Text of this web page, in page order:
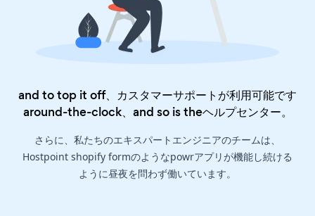
and to top it off、カスタマーサポートが利用可能です
around-the-clock、and so is theヘルプセンター。
さらに、私たちのエキスパートエンジニアのチームは、
Hostpoint shopify formのようなpowrアプリが機能し続ける
ように昼夜を問わず働いています。